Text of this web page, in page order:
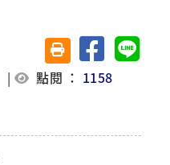
友善列印(另開視窗)
分享至臉書分享
| 點閱 ： 1158